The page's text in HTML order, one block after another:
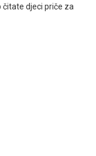
čitate djeci priče za